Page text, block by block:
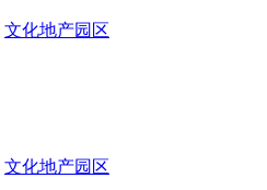
文化地产园区
文化地产园区